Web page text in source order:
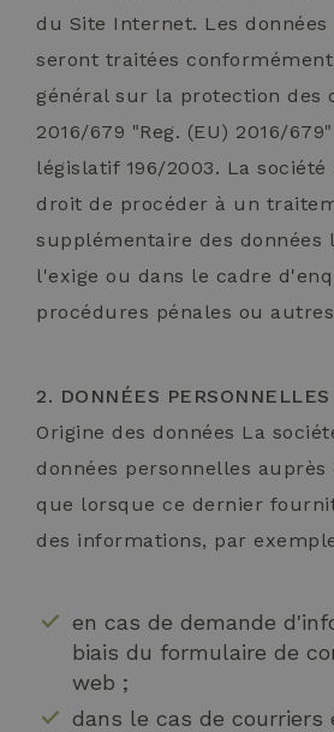
du Site Internet. Les données
seront traitées
général sur la protection des
2016/679 "Reg. (EU) 2016/
législatif 196/2003. La société
droit de procéder à un
supplémentaire des données
l'exige ou dans le cadre
procédures pénales ou
2. DONNÉES
Origine des données La
données personnelles
que lorsque ce dernier
des informations, par
en cas de demande
biais du formulaire de
web ;
dans le cas de courriers